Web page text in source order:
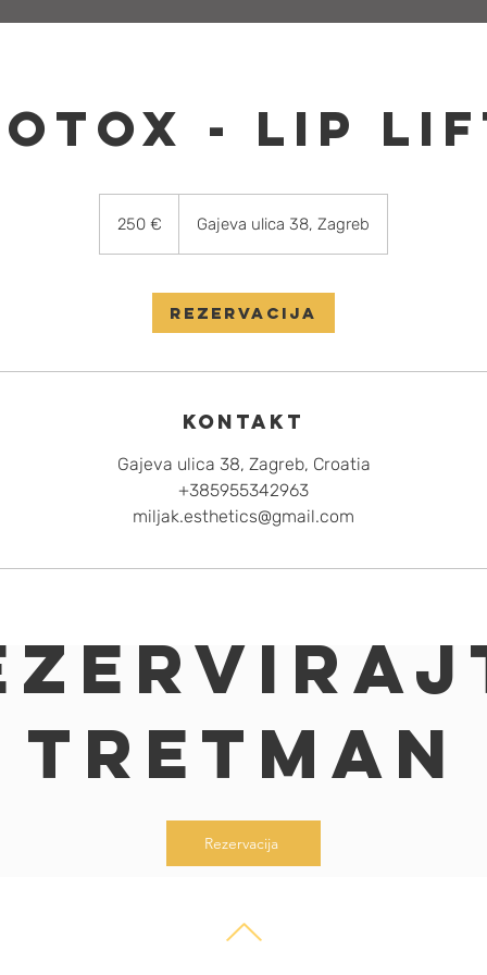
tretman
- Lip
250 € Gajeva ulica 38, Zagreb
Rezervacija
Kontakt
Gajeva ulica 38, Zagreb, Croatia
+385955342963
miljak.esthetics@gmail.com
Rezervacija